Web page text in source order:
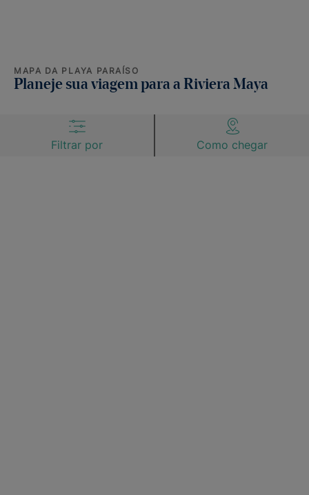
MAPA DA PLAYA PARAÍSO
Planeje sua viagem para a Riviera Maya
Filtrar por Como chegar